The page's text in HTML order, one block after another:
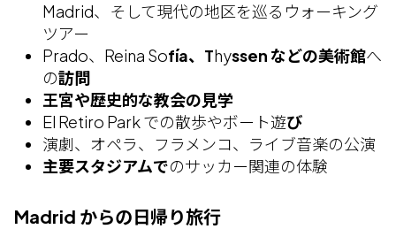
Madrid、そして現代の地区を巡るウォーキング
ツアー
Prado、Reina Sofía、Thyssen などの美術館へ
の訪問
王宮や歴史的な教会の見学
El Retiro Park での散歩やボート遊び
演劇、オペラ、フラメンコ、ライブ音楽の公演
主要スタジアムでのサッカー関連の体験
Madrid からの日帰り旅行